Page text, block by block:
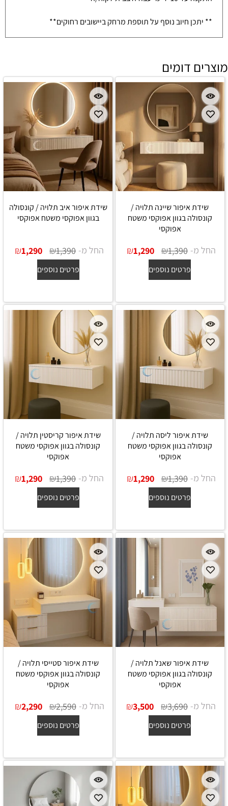
** יתכן חיוב נוסף על תוספת מרחק ביישובים רחוקים**
מוצרים דומים
שידת איפור שיינה תלויה /
קונסולה בגוון אפוקסי משטח
אפוקסי
החל מ- ₪1,390
₪1,290
פרטים נוספים
שידת איפור איב תלויה / קונסולה
בגוון אפוקסי משטח אפוקסי
החל מ- ₪1,390
₪1,290
פרטים נוספים
שידת איפור ליסה תלויה /
קונסולה בגוון אפוקסי משטח
אפוקסי
החל מ- ₪1,390
₪1,290
פרטים נוספים
שידת איפור קריסטין תלויה /
קונסולה בגוון אפוקסי משטח
אפוקסי
החל מ- ₪1,390
₪1,290
פרטים נוספים
שידת איפור שאנל תלויה /
קונסולה בגוון אפוקסי משטח
אפוקסי
החל מ- ₪3,690
₪3,500
פרטים נוספים
שידת איפור סטייסי תלויה /
קונסולה בגוון אפוקסי משטח
אפוקסי
החל מ- ₪2,590
₪2,290
פרטים נוספים